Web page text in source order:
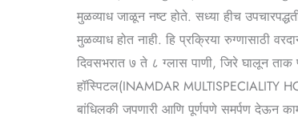
मुळव्याध जाळून नष्ट होते. सध्या हीच
मुळव्याध होत नाही. हि प्रक्रिया रुग्णासाठी
दिवसभरात ७ ते ८ ग्लास पाणी, जिरे घालून
हॉस्पिटल(INAMDAR MULTISPECIALITY
बांधिलकी जपणारी आणि पूर्णपणे समर्पण देऊन